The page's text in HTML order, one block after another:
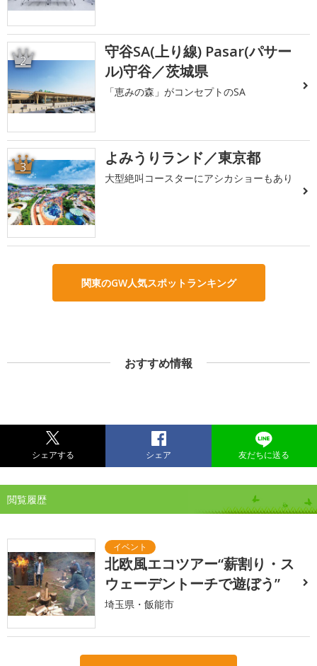
2
守谷SA(上り線) Pasar(パサー
ル)守谷／茨城県
「恵みの森」がコンセプトのSA
3 よみうりランド／東京都
大型絶叫コースターにアシカショーもあり
関東のGW人気スポットランキング
おすすめ情報
シェアする シェア 友だちに送る
閲覧履歴
北欧風エコツアー“薪割り・ス
ウェーデントーチで遊ぼう”
埼玉県・飯能市